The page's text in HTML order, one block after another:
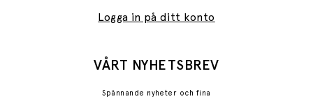
Logga in på ditt konto
VÅRT NYHETSBREV
Spännande nyheter och fina